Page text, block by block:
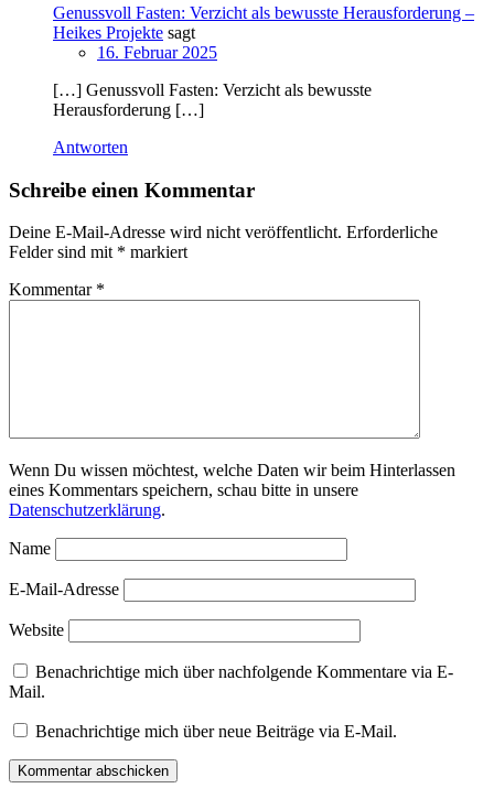
Genussvoll Fasten: Verzicht als bewusste Herausforderung –
Heikes Projekte sagt
16. Februar 2025
[…] Genussvoll Fasten: Verzicht als bewusste
Herausforderung […]
Antworten
Schreibe einen Kommentar
Deine E-Mail-Adresse wird nicht veröffentlicht. Erforderliche
Felder sind mit * markiert
Kommentar *
Wenn Du wissen möchtest, welche Daten wir beim Hinterlassen
eines Kommentars speichern, schau bitte in unsere
Datenschutzerklärung.
Name
E-Mail-Adresse
Website
Benachrichtige mich über nachfolgende Kommentare via E-
Mail.
Benachrichtige mich über neue Beiträge via E-Mail.